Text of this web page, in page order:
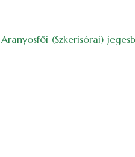
(Szkerisórai)